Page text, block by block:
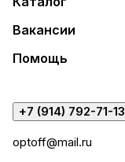
Вакансии
Помощь
+7 (914) 792-71-13
optoff@mail.ru